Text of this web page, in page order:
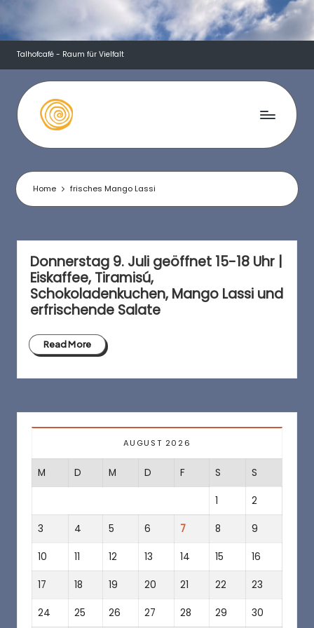
Skip
Talhofcafé - Raum für Vielfalt
T
a
l
h
o
f
c
a
f
é
Home frisches Mango Lassi
Donnerstag 9. Juli geöffnet 15-18 Uhr |
Eiskaffee, Tiramisú,
Schokoladenkuchen, Mango Lassi und
erfrischende Salate
Read More
AUGUST 2026
M D M D F S S
1 2
3 4 5 6 7 8 9
10 11 12 13 14 15 16
17 18 19 20 21 22 23
24 25 26 27 28 29 30